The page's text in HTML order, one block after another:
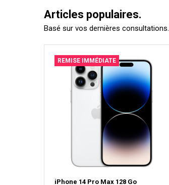
Articles populaires.
Basé sur vos dernières consultations.
REMISE IMMÉDIATE
iPhone 14 Pro Max 128 Go